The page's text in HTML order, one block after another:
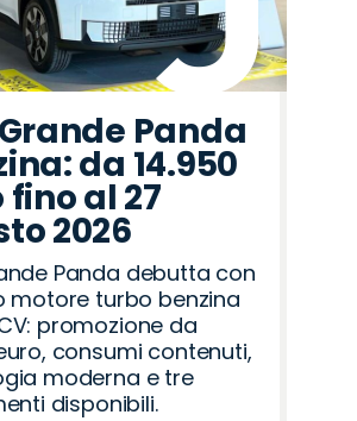
Panda
da 14.950
fino al 27
2026
Panda debutta con
motore turbo benzina
promozione da
consumi contenuti,
moderna e tre
disponibili.